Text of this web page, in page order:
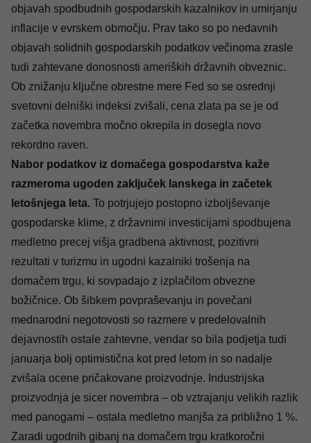
objavah spodbudnih gospodarskih kazalnikov in umirjanju
inflacije v evrskem območju. Prav tako so po nedavnih
objavah solidnih gospodarskih podatkov večinoma zrasle
tudi zahtevane donosnosti ameriških državnih obveznic.
Ob znižanju ključne obrestne mere Fed so se osrednji
svetovni delniški indeksi zvišali, cena zlata pa se je od
začetka novembra močno okrepila in dosegla novo
rekordno raven.
Nabor podatkov iz domačega gospodarstva kaže
razmeroma ugoden zaključek lanskega in začetek
letošnjega leta. To potrjujejo postopno izboljševanje
gospodarske klime, z državnimi investicijami spodbujena
medletno precej višja gradbena aktivnost, pozitivni
rezultati v turizmu in ugodni kazalniki trošenja na
domačem trgu, ki sovpadajo z izplačilom obvezne
božičnice. Ob šibkem povpraševanju in povečani
mednarodni negotovosti so razmere v predelovalnih
dejavnostih ostale zahtevne, vendar so bila podjetja tudi
januarja bolj optimistična kot pred letom in so nadalje
zvišala ocene pričakovane proizvodnje. Industrijska
proizvodnja je sicer novembra – ob vztrajanju velikih razlik
med panogami – ostala medletno manjša za približno 1 %.
Zaradi ugodnih gibanj na domačem trgu kratkoročni